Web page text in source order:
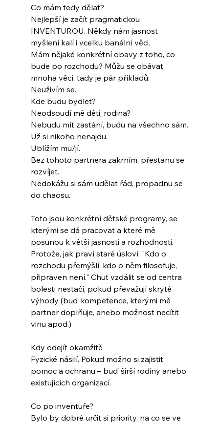
Co mám tedy dělat?
Nejlepší je začít pragmatickou
INVENTUROU. Někdy nám jasnost
myšlení kalí i vcelku banální věci.
Mám nějaké konkrétní obavy z toho, co
bude po rozchodu? Můžu se obávat
mnoha věcí, tady je pár příkladů:
Neuživím se.
Kde budu bydlet?
Neodsoudí mě děti, rodina?
Nebudu mít zastání, budu na všechno sám.
Už si nikoho nenajdu.
Ublížím mu/jí.
Bez tohoto partnera zakrním, přestanu se
rozvíjet.
Nedokážu si sám udělat řád, propadnu se
do chaosu.
Toto jsou konkrétní dětské programy, se
kterými se dá pracovat a které mě
posunou k větší jasnosti a rozhodnosti.
Protože, jak praví staré úsloví: "Kdo o
rozchodu přemýšlí, kdo o něm filosofuje,
připraven není." Chuť vzdálit se od centra
bolesti nestačí, pokud převažují skryté
výhody (buď kompetence, kterými mě
partner doplňuje, anebo možnost necítit
vinu apod.)
Kdy odejít okamžitě
Fyzické násilí. Pokud možno si zajistit
pomoc a ochranu – buď širší rodiny anebo
existujících organizací.
Co po inventuře?
Bylo by dobré určit si priority, na co se ve